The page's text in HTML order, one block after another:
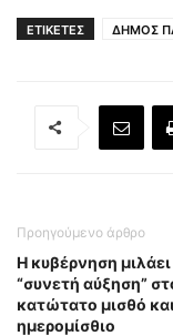
ΕΤΙΚΕΤΕΣ ΔΗΜΟΣ
Προηγούμενο άρθρο
Η κυβέρνηση μιλάει
“συνετή αύξηση”
κατώτατο μισθό
ημερομίσθιο